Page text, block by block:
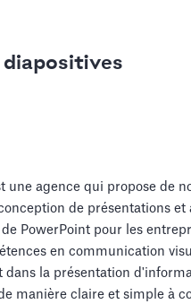
une agence qui propose de
de présentations et
PowerPoint pour les
en communication
dans la présentation
manière claire et simple à